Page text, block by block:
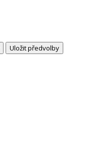
Uložit předvolby